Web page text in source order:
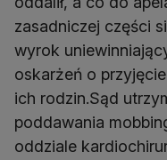
zasadniczej części
wyrok
oskarżeń o
ich rodzin.Sąd
poddawania
oddziale